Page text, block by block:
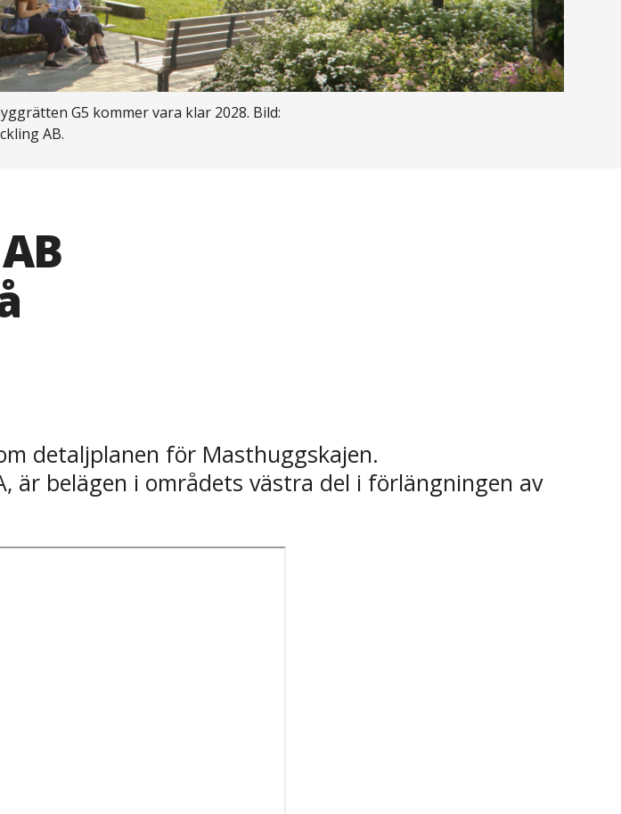
G5 kommer vara klar 2028. Bild:
AB.
detaljplanen för Masthuggskajen.
är belägen i områdets västra del i förlängningen av